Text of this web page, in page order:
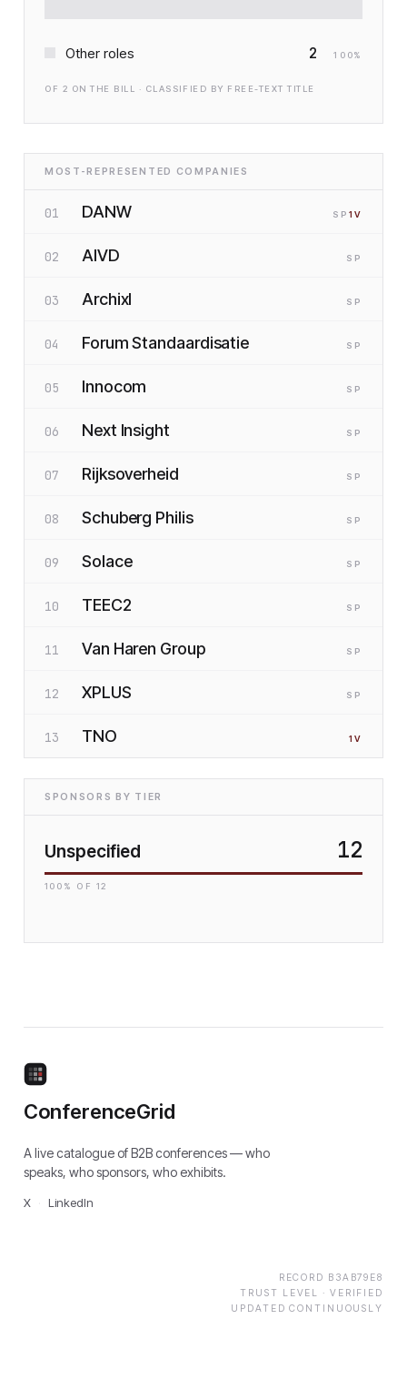
Other roles 2 100%
OF 2 ON THE BILL · CLASSIFIED BY FREE-TEXT TITLE
MOST-REPRESENTED COMPANIES
01 DANW SP 1 V
02 AIVD SP
03 Archixl SP
04 Forum Standaardisatie SP
05 Innocom SP
06 Next Insight SP
07 Rijksoverheid SP
08 Schuberg Philis SP
09 Solace SP
10 TEEC2 SP
11 Van Haren Group SP
12 XPLUS SP
13 TNO 1 V
SPONSORS BY TIER
Unspecified 12
100 % OF 12
ConferenceGrid
A live catalogue of B2B conferences — who
speaks, who sponsors, who exhibits.
X LinkedIn
RECORD B3AB79E8
TRUST LEVEL · VERIFIED
UPDATED CONTINUOUSLY